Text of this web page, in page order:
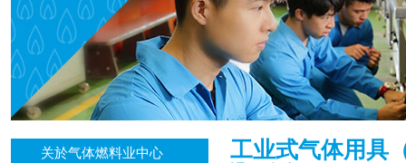
关於气体燃料业中心 工业式气体用具